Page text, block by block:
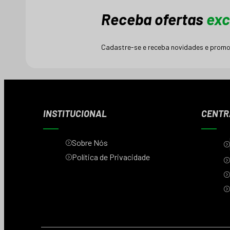
Vela de Ignição
Receba ofertas
Cadastre-se e receba novidades e
INSTITUCIONAL
Sobre Nós
Política de Privacidade